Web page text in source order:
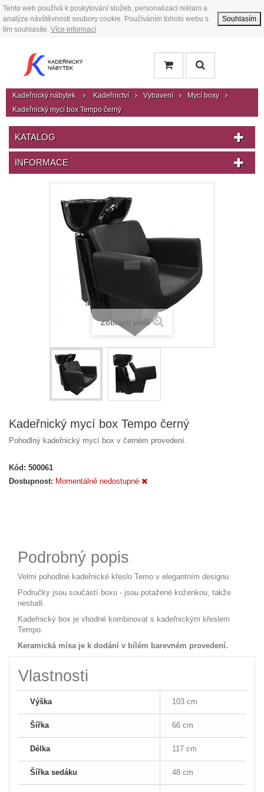
Tento web používá k poskytování služeb, personalizaci reklam a
analýze návštěvnosti soubory cookie. Používáním tohoto webu s
tím souhlasíte. Více informací
Souhlasím
Kadeřnický nábytek Kadeřnictví Vybavení
Mycí boxy
Kadeřnický mycí box Tempo černý
KATALOG
INFORMACE
Zobrazit větší
Kadeřnický mycí box Tempo černý
Pohodlný kadeřnický mycí box v černém provedení.
Kód: 500061
Dostupnost: Momentálně nedostupné
Podrobný popis
Velmi pohodlné kadeřnické křeslo Temo v elegantním designu.
Područky jsou součástí boxu - jsou potažené koženkou, takže
nestudí.
Kadeřnický box je vhodné kombinovat s kadeřnickým křeslem
Tempo.
Keramická mísa je k dodání v bílém barevném provedení.
Vlastnosti
Výška 103 cm
Šířka 66 cm
Délka 117 cm
Šířka sedáku 48 cm